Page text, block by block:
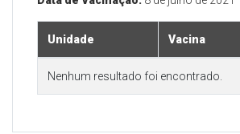
Unidade Vacina
Nenhum resultado foi encontrado.